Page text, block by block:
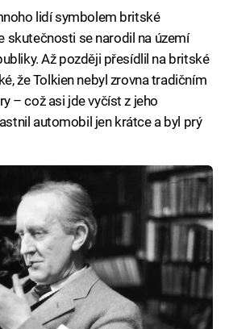
lidí symbolem britské
skutečnosti se narodil na území
Až později přesídlil na britské
že Tolkien nebyl zrovna tradičním
– což asi jde vyčíst z jeho
automobil jen krátce a byl prý